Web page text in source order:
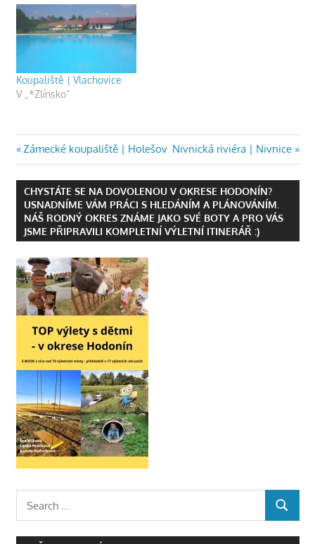
Koupaliště | Vlachovice
V „*Zlínsko“
KOUPALIŠTĚ
Navigace
pro
příspěvek
Previous
Post:
Zámecké koupaliště | Holešov Next
Post:
Nivnická riviéra | Nivnice
CHYSTÁTE SE NA DOVOLENOU V OKRESE HODONÍN?
USNADNÍME VÁM PRÁCI S HLEDÁNÍM A PLÁNOVÁNÍM.
NÁŠ RODNÝ OKRES ZNÁME JAKO SVÉ BOTY A PRO VÁS
JSME PŘIPRAVILI KOMPLETNÍ VÝLETNÍ ITINERÁŘ :)
SEARCH